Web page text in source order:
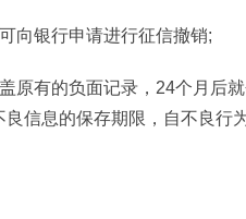
向银行申请进行征信撤销;
原有的负面记录，24个月后
信息的保存期限，自不良行